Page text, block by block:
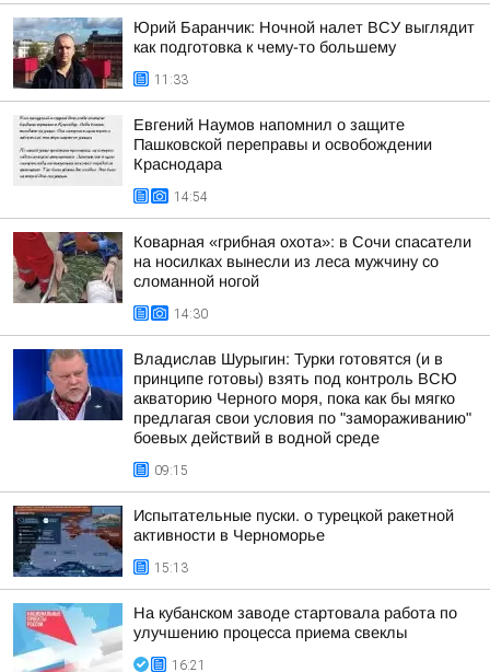
Юрий Баранчик: Ночной налет ВСУ выглядит
как подготовка к чему-то большему
11:33
Евгений Наумов напомнил о защите
Пашковской переправы и освобождении
Краснодара
14:54
Коварная «грибная охота»: в Сочи спасатели
на носилках вынесли из леса мужчину со
сломанной ногой
14:30
Владислав Шурыгин: Турки готовятся (и в
принципе готовы) взять под контроль ВСЮ
акваторию Черного моря, пока как бы мягко
предлагая свои условия по "замораживанию"
боевых действий в водной среде
09:15
Испытательные пуски. о турецкой ракетной
активности в Черноморье
15:13
На кубанском заводе стартовала работа по
улучшению процесса приема свеклы
16:21